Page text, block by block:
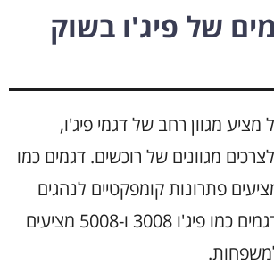
של פיג'ו בשוק
מגוון רחב של דגמי פיג'ו,
מגוונים של רוכשים. דגמים כמו
208 ו-308 מציעים פתרונות קומפקטיים לנהגים
עירוניים, בעוד שדגמים כמו פיג'ו 3008 ו-5008 מציעים